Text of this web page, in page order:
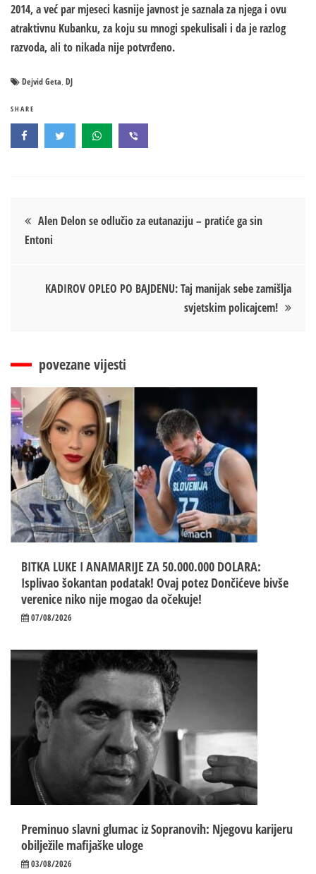
2014, a već par mjeseci kasnije javnost je saznala za njega i ovu
atraktivnu Kubanku, za koju su mnogi spekulisali i da je razlog
razvoda, ali to nikada nije potvrđeno.
Dejvid Geta DJ
SHARE
Кретање
чланка
Alen Delon se odlučio za eutanaziju – pratiće ga sin
Entoni
KADIROV OPLEO PO BAJDENU: Taj manijak sebe zamišlja
svjetskim policajcem!
povezane vijesti
BITKA LUKE I ANAMARIJE ZA 50.000.000 DOLARA:
Isplivao šokantan podatak! Ovaj potez Dončićeve bivše
verenice niko nije mogao da očekuje!
07/08/2026
Preminuo slavni glumac iz Sopranovih: Njegovu karijeru
obilježile mafijaške uloge
03/08/2026